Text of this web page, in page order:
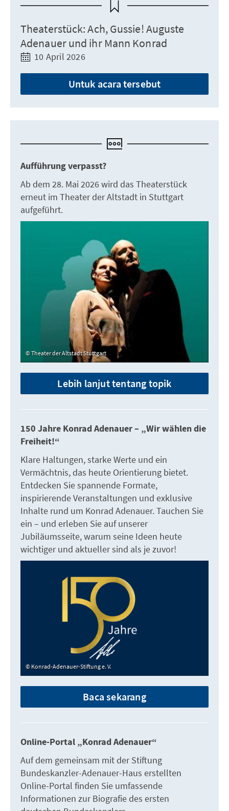
Theaterstück: Ach, Gussie! Auguste
Adenauer und ihr Mann Konrad
10 April 2026
Untuk acara tersebut
Aufführung verpasst?
Ab dem 28. Mai 2026 wird das Theaterstück
erneut im Theater der Altstadt in Stuttgart
aufgeführt.
Theater der Altstadt Stuttgart
Lebih lanjut tentang topik
150 Jahre Konrad Adenauer – „Wir wählen die
Freiheit!“
Klare Haltungen, starke Werte und ein
Vermächtnis, das heute Orientierung bietet.
Entdecken Sie spannende Formate,
inspirierende Veranstaltungen und exklusive
Inhalte rund um Konrad Adenauer. Tauchen Sie
ein – und erleben Sie auf unserer
Jubiläumsseite, warum seine Ideen heute
wichtiger und aktueller sind als je zuvor!
Konrad-Adenauer-Stiftung e. V.
Baca sekarang
Online-Portal „Konrad Adenauer“
Auf dem gemeinsam mit der Stiftung
Bundeskanzler-Adenauer-Haus erstellten
Online-Portal finden Sie umfassende
Informationen zur Biografie des ersten